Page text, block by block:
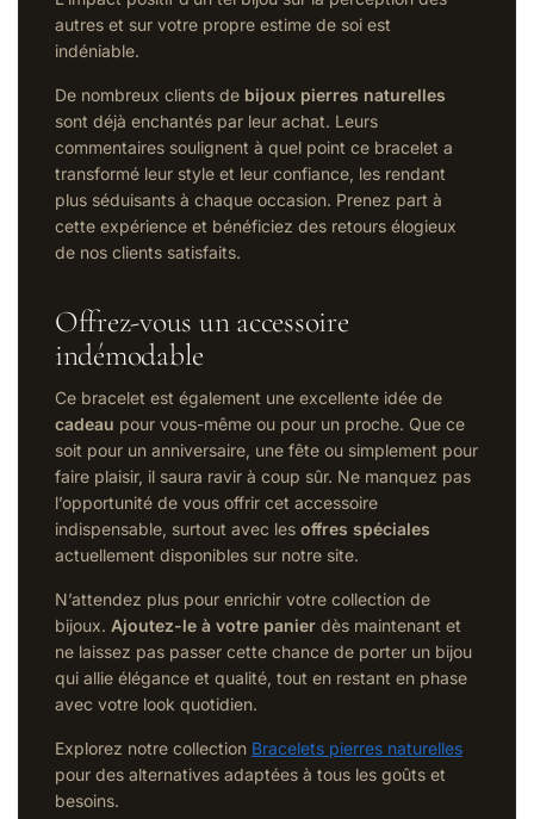
autres et sur votre propre estime de soi est
indéniable.
De nombreux clients de bijoux pierres naturelles
sont déjà enchantés par leur achat. Leurs
commentaires soulignent à quel point ce bracelet a
transformé leur style et leur confiance, les rendant
plus séduisants à chaque occasion. Prenez part à
cette expérience et bénéficiez des retours élogieux
de nos clients satisfaits.
Offrez-vous un accessoire
indémodable
Ce bracelet est également une excellente idée de
cadeau pour vous-même ou pour un proche. Que ce
soit pour un anniversaire, une fête ou simplement pour
faire plaisir, il saura ravir à coup sûr. Ne manquez pas
l’opportunité de vous offrir cet accessoire
indispensable, surtout avec les offres spéciales
actuellement disponibles sur notre site.
N’attendez plus pour enrichir votre collection de
bijoux. Ajoutez-le à votre panier dès maintenant et
ne laissez pas passer cette chance de porter un bijou
qui allie élégance et qualité, tout en restant en phase
avec votre look quotidien.
Explorez notre collection Bracelets pierres naturelles
pour des alternatives adaptées à tous les goûts et
besoins.